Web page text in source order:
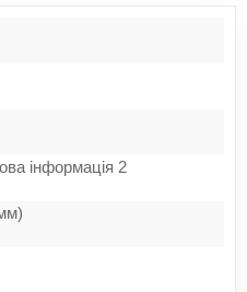
інформація 2